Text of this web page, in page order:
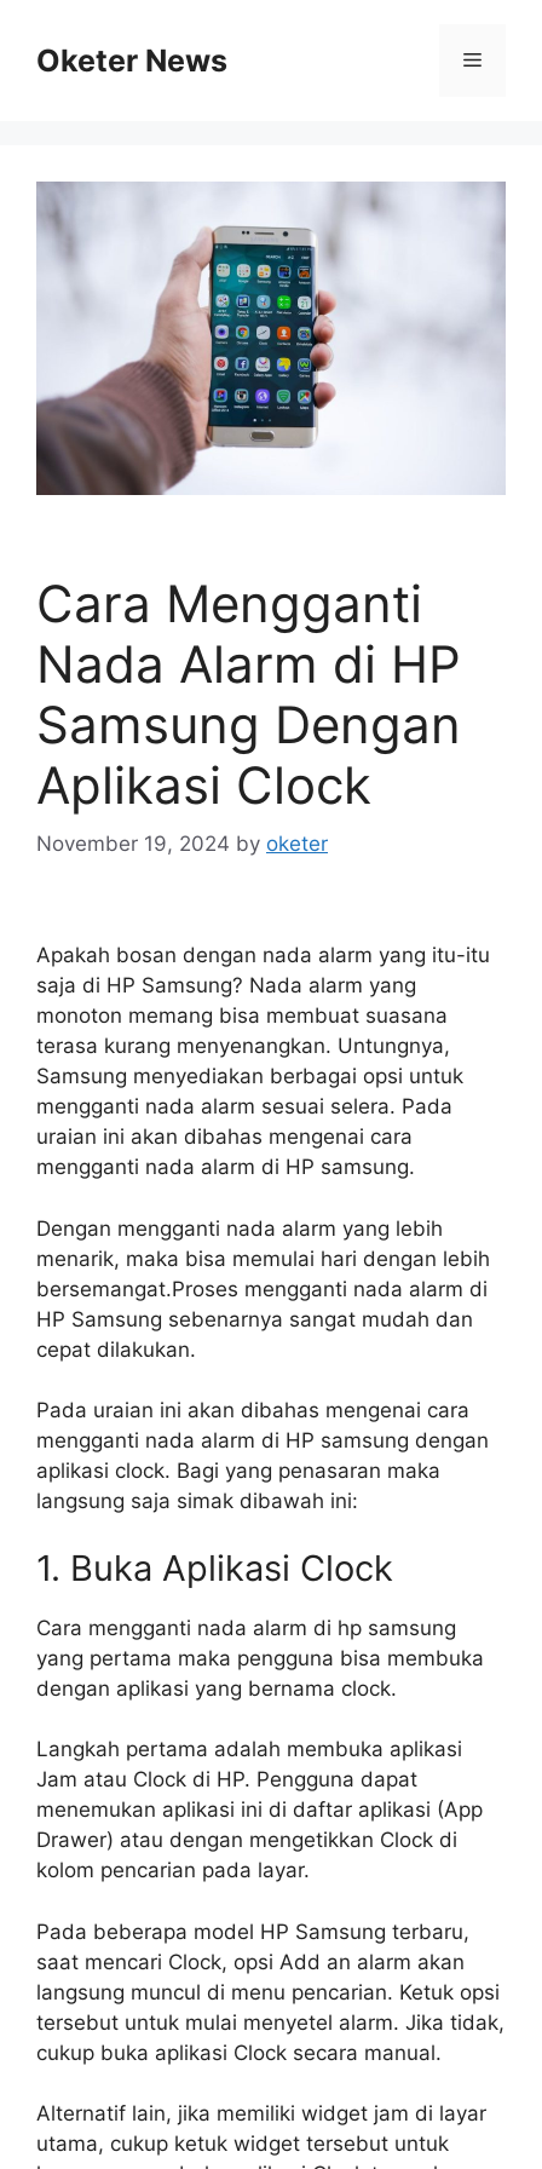
contentOketer News Menu
Cara Mengganti
Nada Alarm di HP
Samsung Dengan
Aplikasi Clock
November 19, 2024 by oketer
Apakah bosan dengan nada alarm yang itu-itu
saja di HP Samsung? Nada alarm yang
monoton memang bisa membuat suasana
terasa kurang menyenangkan. Untungnya,
Samsung menyediakan berbagai opsi untuk
mengganti nada alarm sesuai selera. Pada
uraian ini akan dibahas mengenai cara
mengganti nada alarm di HP samsung.
Dengan mengganti nada alarm yang lebih
menarik, maka bisa memulai hari dengan lebih
bersemangat.Proses mengganti nada alarm di
HP Samsung sebenarnya sangat mudah dan
cepat dilakukan.
Pada uraian ini akan dibahas mengenai cara
mengganti nada alarm di HP samsung dengan
aplikasi clock. Bagi yang penasaran maka
langsung saja simak dibawah ini:
1. Buka Aplikasi Clock
Cara mengganti nada alarm di hp samsung
yang pertama maka pengguna bisa membuka
dengan aplikasi yang bernama clock.
Langkah pertama adalah membuka aplikasi
Jam atau Clock di HP. Pengguna dapat
menemukan aplikasi ini di daftar aplikasi (App
Drawer) atau dengan mengetikkan Clock di
kolom pencarian pada layar.
Pada beberapa model HP Samsung terbaru,
saat mencari Clock, opsi Add an alarm akan
langsung muncul di menu pencarian. Ketuk opsi
tersebut untuk mulai menyetel alarm. Jika tidak,
cukup buka aplikasi Clock secara manual.
Alternatif lain, jika memiliki widget jam di layar
utama, cukup ketuk widget tersebut untuk